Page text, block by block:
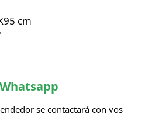
cm
se contactará con vos